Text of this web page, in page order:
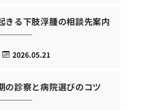
きる下肢浮腫の相談先案内
2026.05.21
の診察と病院選びのコツ